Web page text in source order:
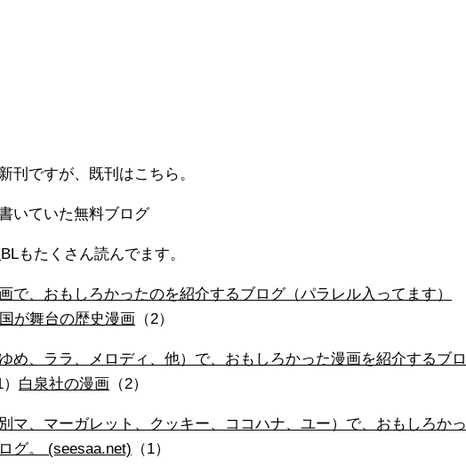
刊ですが、既刊はこちら。
いていた無料ブログ
BLもたくさん読んでます。
で、おもしろかったのを紹介するブログ（パラレル入ってます）
が舞台の歴史漫画 （2）
め、ララ、メロディ、他）で、おもしろかった漫画を紹介するブロ
白泉社の漫画 （2）
マ、マーガレット、クッキー、ココハナ、ユー）で、おもしろかっ
グ。 (seesaa.net) （1）